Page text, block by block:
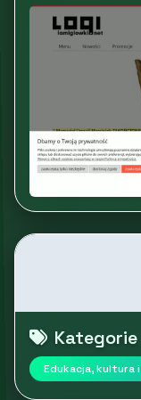
Kategorie
Edukacja, kultura